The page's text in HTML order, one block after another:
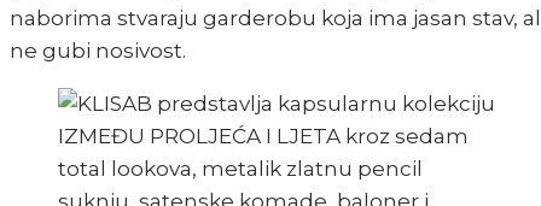
naborima stvaraju garderobu koja ima jasan stav,
ne gubi nosivost.